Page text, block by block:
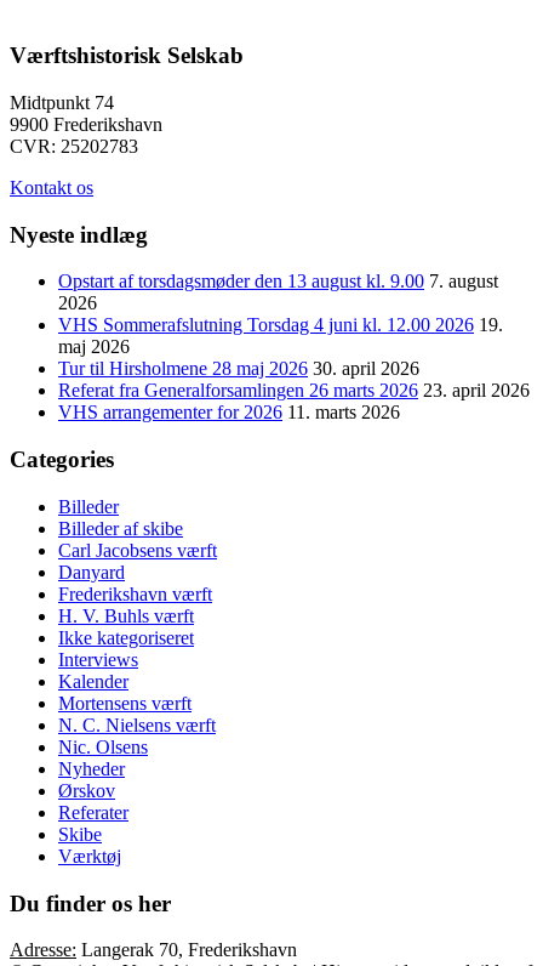
Værftshistorisk Selskab
Midtpunkt 74
9900 Frederikshavn
CVR: 25202783
Kontakt os
Nyeste indlæg
Opstart af torsdagsmøder den 13 august kl. 9.00 7. august
2026
VHS Sommerafslutning Torsdag 4 juni kl. 12.00 2026 19.
maj 2026
Tur til Hirsholmene 28 maj 2026 30. april 2026
Referat fra Generalforsamlingen 26 marts 2026 23. april 2026
VHS arrangementer for 2026 11. marts 2026
Categories
Billeder
Billeder af skibe
Carl Jacobsens værft
Danyard
Frederikshavn værft
H. V. Buhls værft
Ikke kategoriseret
Interviews
Kalender
Mortensens værft
N. C. Nielsens værft
Nic. Olsens
Nyheder
Ørskov
Referater
Skibe
Værktøj
Du finder os her
Adresse: Langerak 70, Frederikshavn